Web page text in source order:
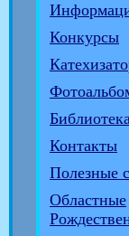
Конкурсы
Контакты
Полезные
Областные